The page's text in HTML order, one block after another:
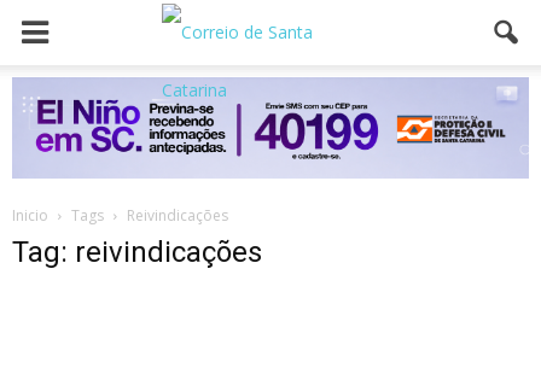
Inicio Tags Reivindicações
Tag: reivindicações